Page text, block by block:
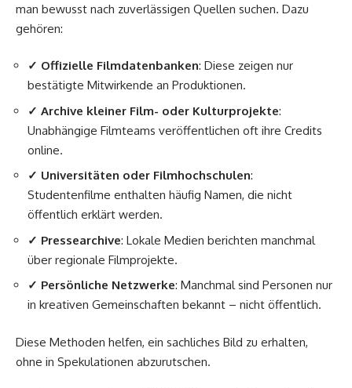
man bewusst nach zuverlässigen Quellen suchen. Dazu
gehören:
✓ Offizielle Filmdatenbanken: Diese zeigen nur
bestätigte Mitwirkende an Produktionen.
✓ Archive kleiner Film- oder Kulturprojekte:
Unabhängige Filmteams veröffentlichen oft ihre Credits
online.
✓ Universitäten oder Filmhochschulen:
Studentenfilme enthalten häufig Namen, die nicht
öffentlich erklärt werden.
✓ Pressearchive: Lokale Medien berichten manchmal
über regionale Filmprojekte.
✓ Persönliche Netzwerke: Manchmal sind Personen nur
in kreativen Gemeinschaften bekannt – nicht öffentlich.
Diese Methoden helfen, ein sachliches Bild zu erhalten,
ohne in Spekulationen abzurutschen.